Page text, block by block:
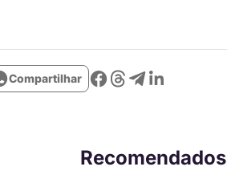
Compartilhar
Recomendados